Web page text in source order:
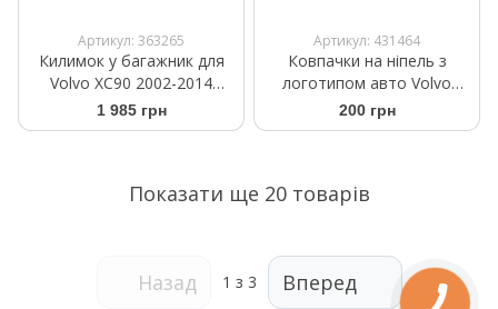
Артикул: 363265
Килимок у багажник для
Volvo XC90 2002-2014
Frogum ProLine TM414631
1 985 грн
Артикул: 431464
Ковпачки на ніпель з
логотипом авто Volvo
чорного кольору
200 грн
Показати ще 20 товарів
Назад 1 з 3 Вперед